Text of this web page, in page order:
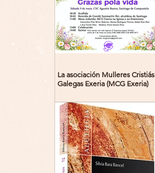
La asociación Mulleres Cristiás
Galegas Exeria (MCG Exeria)